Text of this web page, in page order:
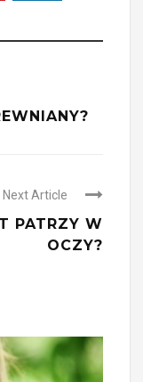
Next Article
PATRZY W
OCZY?